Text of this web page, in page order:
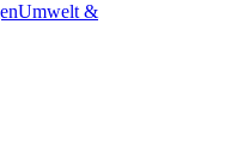
Umwelt &